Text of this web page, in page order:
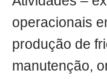
operacionais
produção de
manutenção,